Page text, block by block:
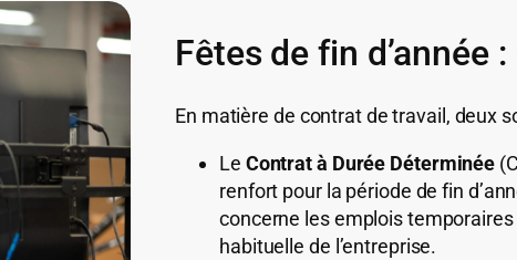
Fêtes de fin d’année
En matière de contrat de travail, deux
Le Contrat à Durée Déterminée
renfort pour la période de fin
concerne les emplois
habituelle de l’entreprise.